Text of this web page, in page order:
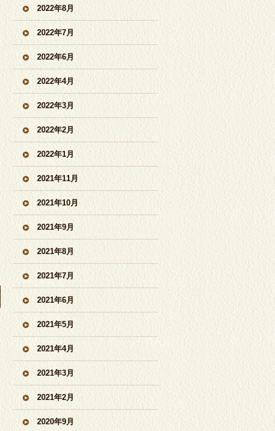
2022年8月
2022年7月
2022年6月
2022年4月
2022年3月
2022年2月
2022年1月
2021年11月
2021年10月
2021年9月
2021年8月
2021年7月
2021年6月
2021年5月
2021年4月
2021年3月
2021年2月
2020年9月